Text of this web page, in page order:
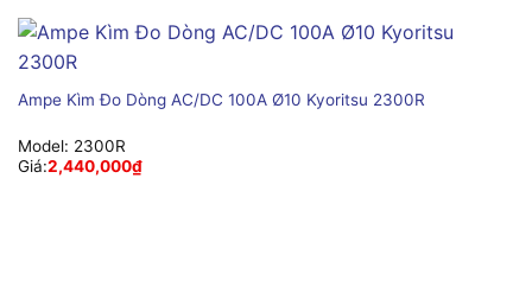
Ampe Kìm Đo Dòng AC/DC 100A Ø10 Kyoritsu 2300R
Model: 2300R
Giá:2,440,000₫